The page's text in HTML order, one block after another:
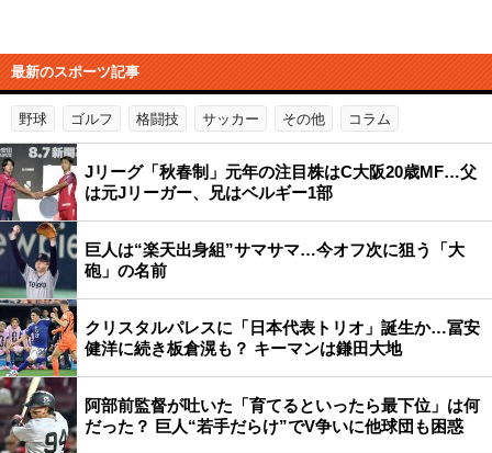
最新のスポーツ記事
野球 ゴルフ 格闘技 サッカー その他 コラム
Jリーグ「秋春制」元年の注目株はC大阪20歳MF…父
は元Jリーガー、兄はベルギー1部
巨人は“楽天出身組”サマサマ…今オフ次に狙う「大
砲」の名前
クリスタルパレスに「日本代表トリオ」誕生か…冨安
健洋に続き板倉滉も？ キーマンは鎌田大地
阿部前監督が吐いた「育てるといったら最下位」は何
だった？ 巨人“若手だらけ”でV争いに他球団も困惑